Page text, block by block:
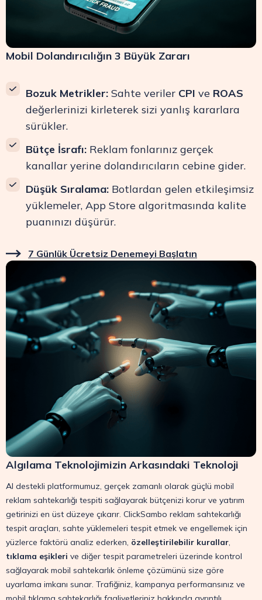
Mobil Dolandırıcılığın 3 Büyük Zararı
Bozuk Metrikler: Sahte veriler CPI ve ROAS
değerlerinizi kirleterek sizi yanlış kararlara
sürükler.
Bütçe İsrafı: Reklam fonlarınız gerçek
kanallar yerine dolandırıcıların cebine gider.
Düşük Sıralama: Botlardan gelen etkileşimsiz
yüklemeler, App Store algoritmasında kalite
puanınızı düşürür.
7 Günlük Ücretsiz Denemeyi Başlatın
Algılama Teknolojimizin Arkasındaki Teknoloji
AI destekli platformumuz, gerçek zamanlı olarak güçlü mobil
reklam sahtekarlığı tespiti sağlayarak bütçenizi korur ve yatırım
getirinizi en üst düzeye çıkarır. ClickSambo reklam sahtekarlığı
tespit araçları, sahte yüklemeleri tespit etmek ve engellemek için
yüzlerce faktörü analiz ederken, özelleştirilebilir kurallar
tıklama eşikleri ve diğer tespit parametreleri üzerinde kontrol
sağlayarak mobil sahtekarlık önleme çözümünü size göre
uyarlama imkanı sunar. Trafiğiniz, kampanya performansınız ve